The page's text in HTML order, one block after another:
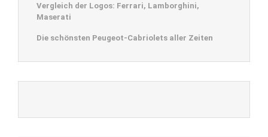
Vergleich der Logos: Ferrari, Lamborghini,
Maserati
Die schönsten Peugeot-Cabriolets aller Zeiten